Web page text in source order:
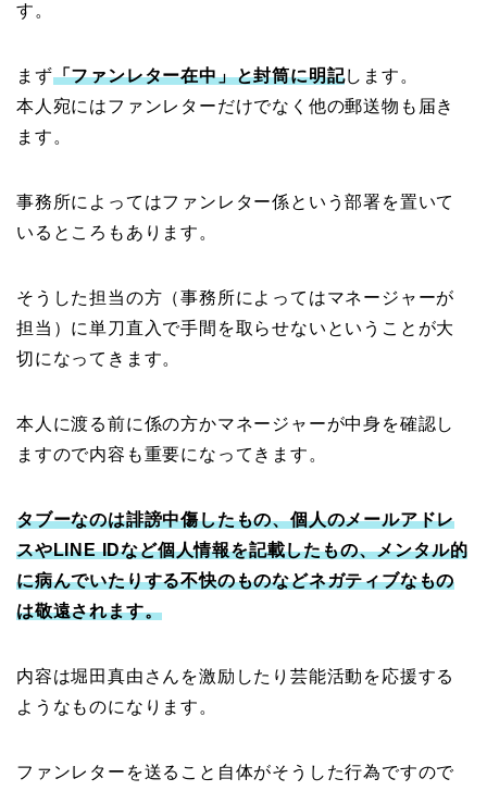
す。
まず「ファンレター在中」と封筒に明記します。
本人宛にはファンレターだけでなく他の郵送物も届き
ます。
事務所によってはファンレター係という部署を置いて
いるところもあります。
そうした担当の方（事務所によってはマネージャーが
担当）に単刀直入で手間を取らせないということが大
切になってきます。
本人に渡る前に係の方かマネージャーが中身を確認し
ますので内容も重要になってきます。
タブーなのは誹謗中傷したもの、個人のメールアドレ
スやLINE IDなど個人情報を記載したもの、メンタル的
に病んでいたりする不快のものなどネガティブなもの
は敬遠されます。
内容は堀田真由さんを激励したり芸能活動を応援する
ようなものになります。
ファンレターを送ること自体がそうした行為ですので